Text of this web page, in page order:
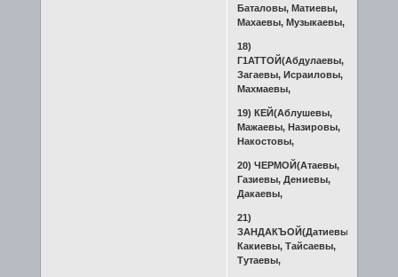
Баталовы, Матиевы,
Махаевы, Музыкаевы,
18)
Г1АТТОЙ(Абдулаевы,
Загаевы, Исраиловы,
Махмаевы,
19) КЕЙ(Аблушевы,
Мажаевы, Назировы,
Накостовы,
20) ЧЕРМОЙ(Атаевы,
Газиевы, Дениевы,
Дакаевы,
21)
ЗАНДАКЪОЙ(Датиевы,
Какиевы, Тайсаевы,
Тутаевы,